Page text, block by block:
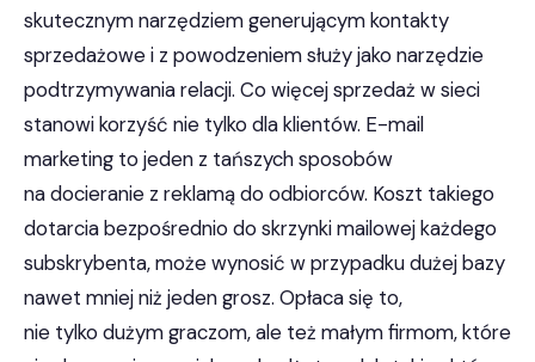
skutecznym narzędziem generującym kontakty
sprzedażowe i z powodzeniem służy jako narzędzie
podtrzymywania relacji. Co więcej sprzedaż w sieci
stanowi korzyść nie tylko dla klientów. E-mail
marketing to jeden z tańszych sposobów
na docieranie z reklamą do odbiorców. Koszt takiego
dotarcia bezpośrednio do skrzynki mailowej każdego
subskrybenta, może wynosić w przypadku dużej bazy
nawet mniej niż jeden grosz. Opłaca się to,
nie tylko dużym graczom, ale też małym firmom, które